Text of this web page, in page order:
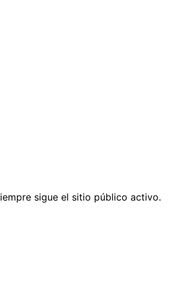
sigue el sitio público activo.